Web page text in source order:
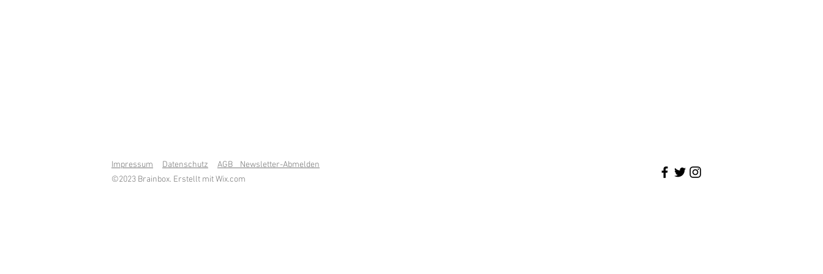
Impressum Datenschutz
AGB Newsletter-Abmelden
©2023 Brainbox. Erstellt mitWix.com